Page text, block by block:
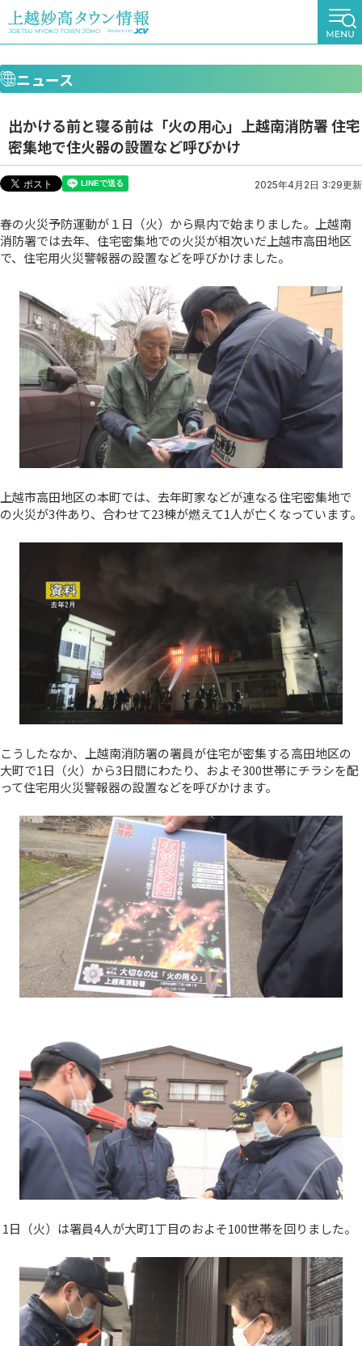
ニュース
出かける前と寝る前は「火の用心」上越南消防署 住宅
密集地で住火器の設置など呼びかけ
2025年4月2日 3:29更新
春の火災予防運動が１日（火）から県内で始まりました。上越南
消防署では去年、住宅密集地での火災が相次いだ上越市高田地区
で、住宅用火災警報器の設置などを呼びかけました。
上越市高田地区の本町では、去年町家などが連なる住宅密集地で
の火災が3件あり、合わせて23棟が燃えて1人が亡くなっています。
こうしたなか、上越南消防署の署員が住宅が密集する高田地区の
大町で1日（火）から3日間にわたり、およそ300世帯にチラシを配
って住宅用火災警報器の設置などを呼びかけます。
1日（火）は署員4人が大町1丁目のおよそ100世帯を回りました。